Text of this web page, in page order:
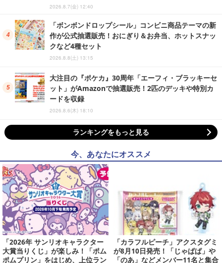
2026.8.7(金) 12:40
「ボンボンドロップシール」コンビニ商品テーマの新
作が公式抽選販売！おにぎり＆お弁当、ホットスナッ
クなど4種セット
2026.8.8(土) 13:15
大注目の『ポケカ』30周年「エーフィ・ブラッキーセ
ット」がAmazonで抽選販売！2匹のデッキや特別カ
ードを収録
2026.8.6(木) 18:10
ランキングをもっと見る
今、あなたにオススメ
「2026年 サンリオキャラクター
大賞当りくじ」が楽しみ！「ポム
ポムプリン」をはじめ、上位ラン
「カラフルピーチ」アクスタグミ
が8月10日発売！「じゃぱぱ」や
「のあ」などメンバー11名と集合